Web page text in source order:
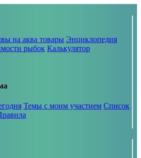
на аква товары Энциклопедия
рыбок Калькулятор
Темы с моим участием Список